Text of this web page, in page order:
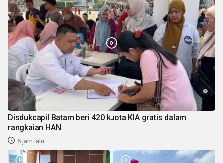
Disdukcapil Batam beri 420 kuota KIA gratis dalam
rangkaian HAN
6 jam lalu